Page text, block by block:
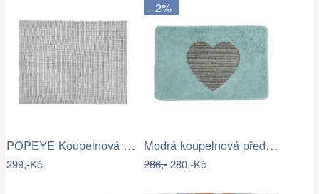
POPEYE Koupelnová předložka 80 x 60 cm …
299,-Kč
- 2%
Modrá koupelnová předložka se srdíčkem …
286,-280,-Kč